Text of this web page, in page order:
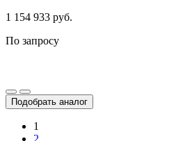
1 154 933 руб.
По запросу
Подобрать аналог
1
2